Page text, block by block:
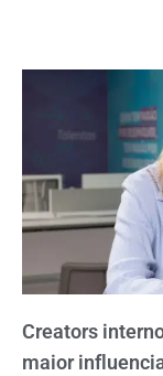
Creators
maior